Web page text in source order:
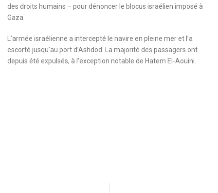
des droits humains – pour dénoncer le blocus israélien imposé à
Gaza.
L’armée israélienne a intercepté le navire en pleine mer et l’a
escorté jusqu’au port d’Ashdod. La majorité des passagers ont
depuis été expulsés, à l’exception notable de Hatem El-Aouini.